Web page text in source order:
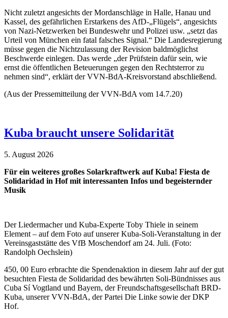
Nicht zuletzt angesichts der Mordanschläge in Halle, Hanau und
Kassel, des gefährlichen Erstarkens des AfD-„Flügels“, angesichts
von Nazi-Netzwerken bei Bundeswehr und Polizei usw. „setzt das
Urteil von München ein fatal falsches Signal.“ Die Landesregierung
müsse gegen die Nichtzulassung der Revision baldmöglichst
Beschwerde einlegen. Das werde „der Prüfstein dafür sein, wie
ernst die öffentlichen Beteuerungen gegen den Rechtsterror zu
nehmen sind“, erklärt der VVN-BdA-Kreisvorstand abschließend.
(Aus der Pressemitteilung der VVN-BdA vom 14.7.20)
Kuba braucht unsere Solidarität
5. August 2026
Für ein weiteres großes Solarkraftwerk auf Kuba! Fiesta de
Solidaridad in Hof mit interessanten Infos und begeisternder
Musik
Der Liedermacher und Kuba-Experte Toby Thiele in seinem
Element – auf dem Foto auf unserer Kuba-Soli-Veranstaltung in der
Vereinsgaststätte des VfB Moschendorf am 24. Juli. (Foto:
Randolph Oechslein)
450, 00 Euro erbrachte die Spendenaktion in diesem Jahr auf der gut
besuchten Fiesta de Solidaridad des bewährten Soli-Bündnisses aus
Cuba Sí Vogtland und Bayern, der Freundschaftsgesellschaft BRD-
Kuba, unserer VVN-BdA, der Partei Die Linke sowie der DKP
Hof.